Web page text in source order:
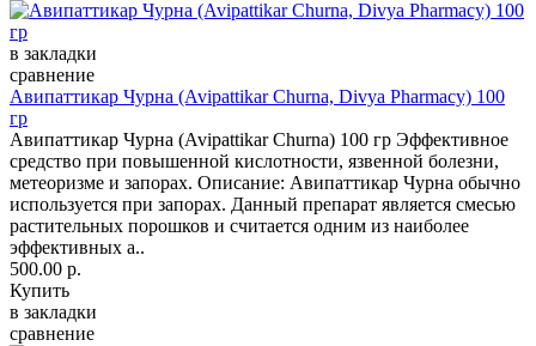
в закладки
сравнение
Авипаттикар Чурна (Avipattikar Churna, Divya Pharmacy) 100
гр
Авипаттикар Чурна (Avipattikar Churna) 100 гр Эффективное
средство при повышенной кислотности, язвенной болезни,
метеоризме и запорах. Описание: Авипаттикар Чурна обычно
используется при запорах. Данный препарат является смесью
растительных порошков и считается одним из наиболее
эффективных а..
500.00 р.
Купить
в закладки
сравнение